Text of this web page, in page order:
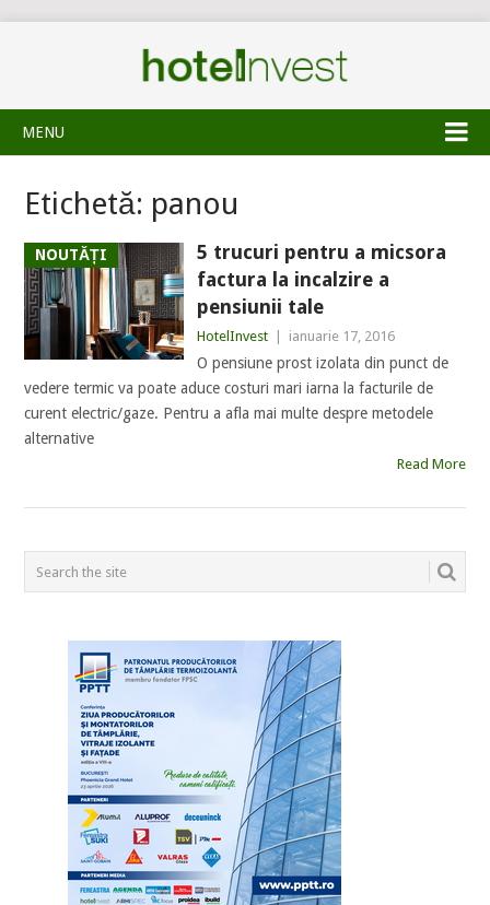
MENU
Etichetă: panou
NOUTĂȚI
5 trucuri pentru a micsora
factura la incalzire a
pensiunii tale
HotelInvest ianuarie 17, 2016
O pensiune prost izolata din punct de
vedere termic va poate aduce costuri mari iarna la facturile de
curent electric/gaze. Pentru a afla mai multe despre metodele
alternative
Read More
POSTS
NAVIGATION